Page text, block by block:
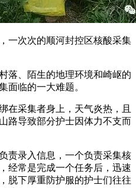
一次次的顺河封控区核酸采集
落、陌生的地理环境和崎岖的
面临的一大难题。
在采集者身上，天气炎热，且
路导致部分护士因体力不支而
责录入信息，一个负责采集核
经常是完成一个任务后，迅速
脱下厚重防护服的护士们往往